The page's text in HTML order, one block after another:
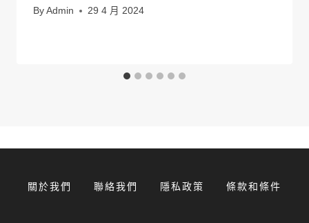
By Admin 29 4 月 2024
關於我們 聯絡我們 隱私政策 條款和條件